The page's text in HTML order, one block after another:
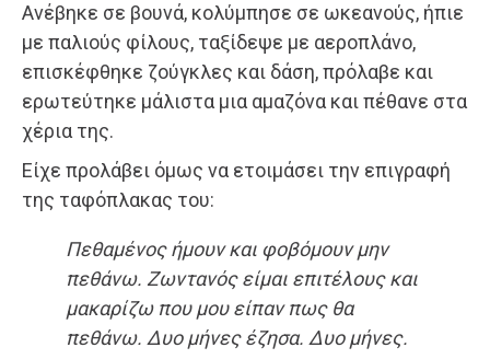
Ανέβηκε σε βουνά, κολύμπησε σε ωκεανούς, ήπιε
με παλιούς φίλους, ταξίδεψε με αεροπλάνο,
επισκέφθηκε ζούγκλες και δάση, πρόλαβε και
ερωτεύτηκε μάλιστα μια αμαζόνα και πέθανε στα
χέρια της.
Είχε προλάβει όμως να ετοιμάσει την επιγραφή
της ταφόπλακας του:
Πεθαμένος ήμουν και φοβόμουν μην
πεθάνω. Ζωντανός είμαι επιτέλους και
μακαρίζω που μου είπαν πως θα
πεθάνω. Δυο μήνες έζησα. Δυο μήνες.